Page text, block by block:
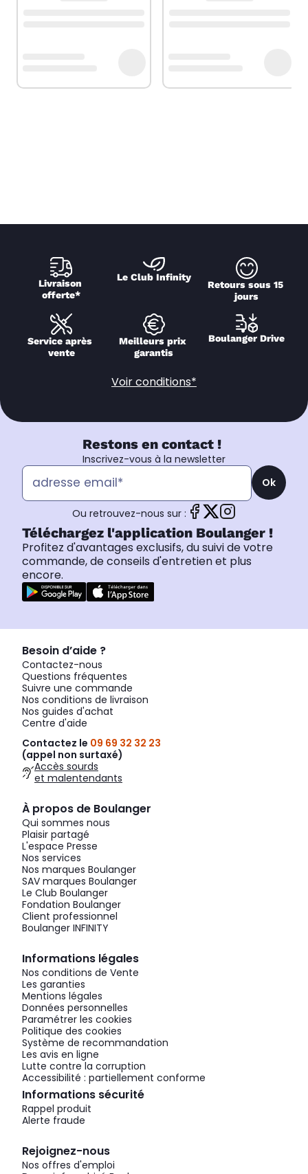
Livraison
offerte*
Le Club Infinity
Retours sous 15
jours
Service après
vente
Meilleurs prix
garantis
Boulanger Drive
Voir conditions*
Restons en contact !
Inscrivez-vous à la newsletter
Ok
Ou retrouvez-nous sur :
Téléchargez l'application Boulanger !
Profitez d'avantages exclusifs, du suivi de votre
commande, de conseils d'entretien et plus
encore.
Besoin d’aide ?
Contactez-nous
Questions fréquentes
Suivre une commande
Nos conditions de livraison
Nos guides d'achat
Centre d'aide
Contactez le 09 69 32 32 23
(appel non surtaxé)
Accès sourds
et malentendants
À propos de Boulanger
Qui sommes nous
Plaisir partagé
L'espace Presse
Nos services
Nos marques Boulanger
SAV marques Boulanger
Le Club Boulanger
Fondation Boulanger
Client professionnel
Boulanger INFINITY
Informations légales
Nos conditions de Vente
Les garanties
Mentions légales
Données personnelles
Paramétrer les cookies
Politique des cookies
Système de recommandation
Les avis en ligne
Lutte contre la corruption
Accessibilité : partiellement conforme
Informations sécurité
Rappel produit
Alerte fraude
Rejoignez-nous
Nos offres d'emploi